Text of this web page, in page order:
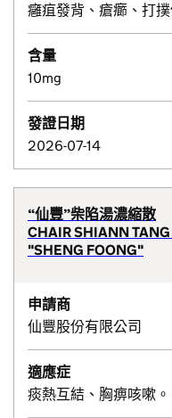
癰疽發背、瘡癤、打撲
含量
10mg
發證日期
2026-07-14
“仙豐”柴陷湯濃縮散
CHAIR SHIANN TANG
"SHENG FOONG"
申請商
仙豐股份有限公司
適應症
痰熱互結、胸痹咳嗽。